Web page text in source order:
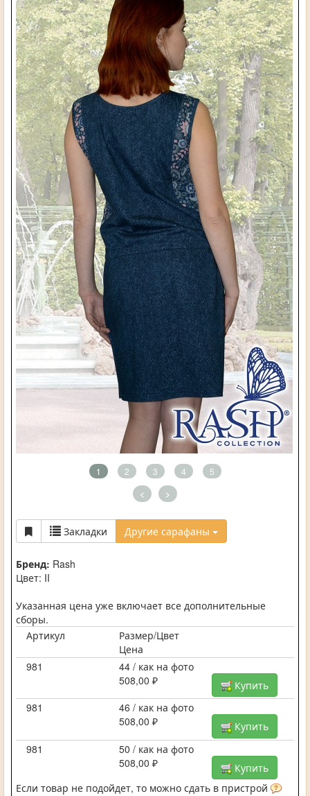
1 2 3 4 5
< >
Закладки Другие сарафаны
Бренд: Rash
Цвет: II
Указанная цена уже включает все дополнительные
сборы.
Артикул
Размер/Цвет
Цена
981
44 / как на фото
508,00 ₽
Купить
981
46 / как на фото
508,00 ₽
Купить
981
50 / как на фото
508,00 ₽
Купить
Если товар не подойдет, то можно сдать в пристрой